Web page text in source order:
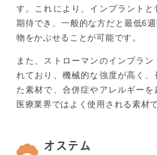
す。これにより、インプラント
期待でき、一般的な方だと最低6
物をかぶせることが可能です。
また、ストローマンのインプラ
れており、機械的な強度が高く
た素材で、合併症やアレルギーを
医療業界ではよく使用される素材で
オステム